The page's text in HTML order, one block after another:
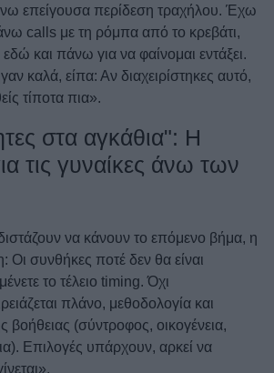
επείγουσα περίδεση τραχήλου. Έχω
calls με τη ρόμπα από το κρεβάτι,
και πάνω για να φαίνομαι εντάξει.
καλά, είπα: Αν διαχειρίστηκες αυτό,
τίποτα πια».
στα αγκάθια": Η
τις γυναίκες άνω των
να κάνουν το επόμενο βήμα, η
Οι συνθήκες ποτέ δεν θα είναι
το τέλειο timing. Όχι
πλάνο, μεθοδολογία και
βοήθειας (σύντροφος, οικογένεια,
Επιλογές υπάρχουν, αρκεί να